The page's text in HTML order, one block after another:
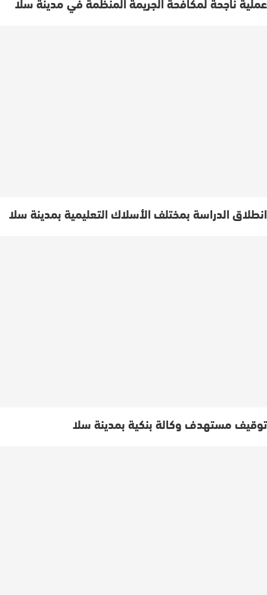
انطلاق الدراسة بمختلف الأسلاك التعليمية بمدينة سلا
توقيف مستهدف وكالة بنكية بمدينة سلا